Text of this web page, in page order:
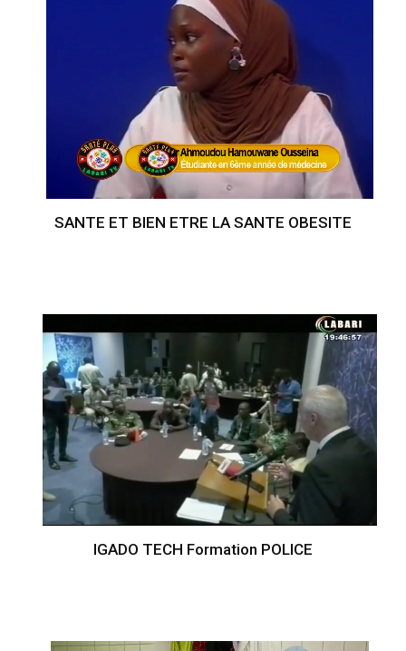
SANTE ET BIEN ETRE LA SANTE OBESITE
IGADO TECH Formation POLICE